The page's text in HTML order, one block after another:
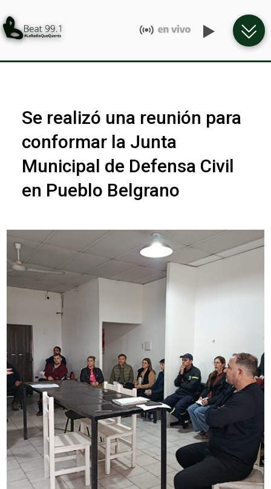
Se realizó una reunión para
conformar la Junta
Municipal de Defensa Civil
en Pueblo Belgrano